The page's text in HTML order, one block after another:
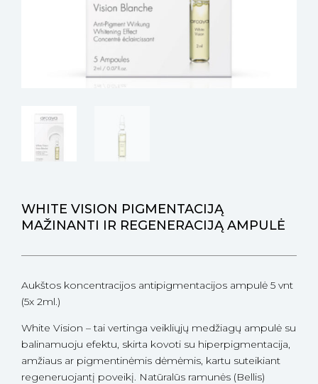
WHITE VISION PIGMENTACIJĄ
MAŽINANTI IR REGENERACIJĄ AMPULĖ
Aukštos koncentracijos antipigmentacijos ampulė 5 vnt
(5x 2ml.)
White Vision – tai vertinga veikliųjų medžiagų ampulė su
balinamuoju efektu, skirta kovoti su hiperpigmentacija,
amžiaus ar pigmentinėmis dėmėmis, kartu suteikiant
regeneruojantį poveikį. Natūralūs ramunės (Bellis)